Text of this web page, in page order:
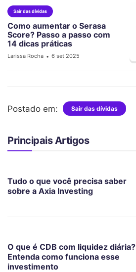
Sair das dívidas
Como aumentar o Serasa
Score? Passo a passo com
14 dicas práticas
Larissa Rocha • 6 set 2025
Postado em: Sair das dívidas
Principais Artigos
Tudo o que você precisa saber
sobre a Axia Investing
O que é CDB com liquidez diária?
Entenda como funciona esse
investimento